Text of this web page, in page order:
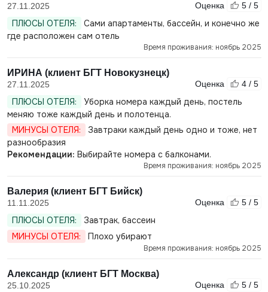
27.11.2025 Оценка 5 / 5
ПЛЮСЫ ОТЕЛЯ:
Сами апартаменты, бассейн, и конечно же
где расположен сам отель
Время проживания: ноябрь 2025
ИРИНА (клиент БГТ Новокузнецк)
27.11.2025 Оценка 4 / 5
ПЛЮСЫ ОТЕЛЯ:
Уборка номера каждый день, постель
меняю тоже каждый день и полотенца.
МИНУСЫ ОТЕЛЯ:
Завтраки каждый день одно и тоже, нет
разнообразия
Рекомендации: Выбирайте номера с балконами.
Время проживания: ноябрь 2025
Валерия (клиент БГТ Бийск)
11.11.2025 Оценка 5 / 5
ПЛЮСЫ ОТЕЛЯ:
Завтрак, бассеин
МИНУСЫ ОТЕЛЯ:
Плохо убирают
Время проживания: ноябрь 2025
Александр (клиент БГТ Москва)
25.10.2025 Оценка
5 / 5